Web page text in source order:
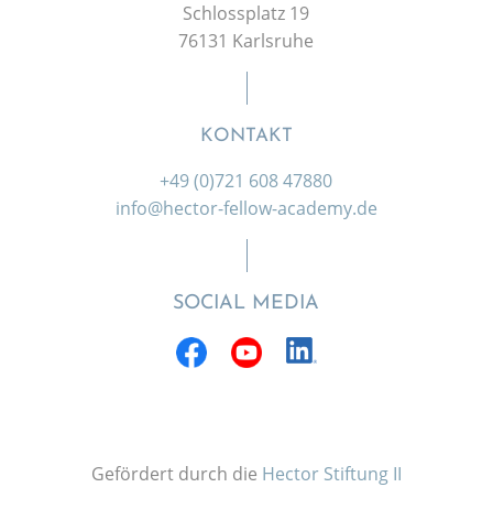
Schlossplatz 19
76131 Karlsruhe
KONTAKT
+49 (0)721 608 47880
info@hector-fellow-academy.de
SOCIAL MEDIA
Gefördert durch die Hector Stiftung II